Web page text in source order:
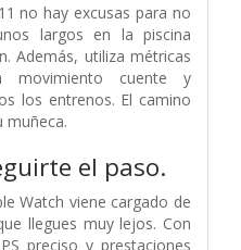
no hay excusas para no
largos en la piscina
Además, utiliza métricas
movimiento cuente y
los entrenos. El camino
muñeca.
el paso.
Watch viene cargado de
llegues muy lejos. Con
preciso y prestaciones